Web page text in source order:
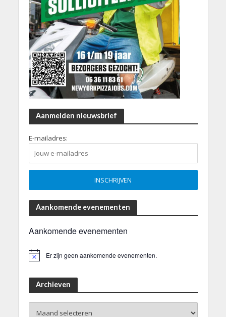
Aanmelden nieuwsbrief
E-mailadres:
Aankomende evenementen
Aankomende evenementen
Er zijn geen aankomende evenementen.
Archieven